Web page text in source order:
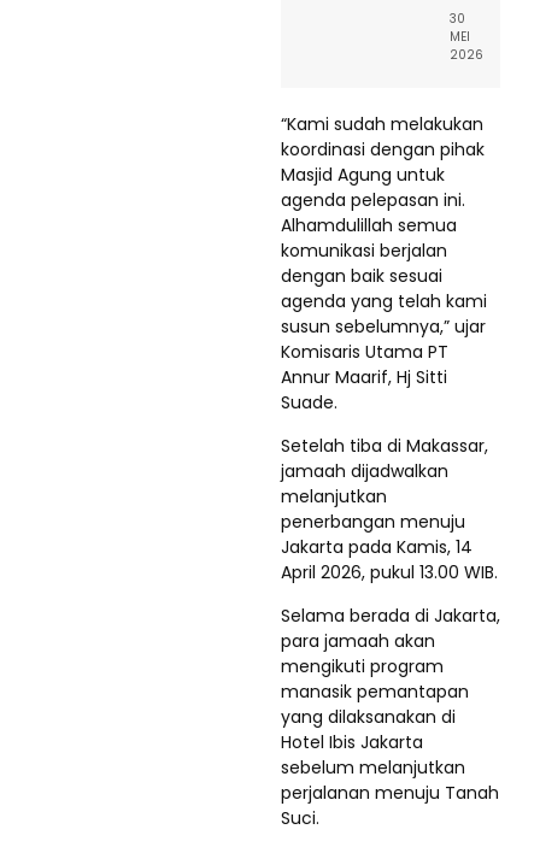
30
MEI
2026
“Kami sudah melakukan
koordinasi dengan pihak
Masjid Agung untuk
agenda pelepasan ini.
Alhamdulillah semua
komunikasi berjalan
dengan baik sesuai
agenda yang telah kami
susun sebelumnya,” ujar
Komisaris Utama PT
Annur Maarif, Hj Sitti
Suade.
Setelah tiba di Makassar,
jamaah dijadwalkan
melanjutkan
penerbangan menuju
Jakarta pada Kamis, 14
April 2026, pukul 13.00 WIB.
Selama berada di Jakarta,
para jamaah akan
mengikuti program
manasik pemantapan
yang dilaksanakan di
Hotel Ibis Jakarta
sebelum melanjutkan
perjalanan menuju Tanah
Suci.